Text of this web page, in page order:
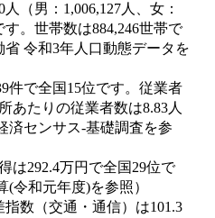
（男：1,006,127人、女：
す。世帯数は884,246世帯で
令和3年人口動態データを
件で全国15位です。従業者
あたりの従業者数は8.83人
済センサス‐基礎調査を参
は292.4万円で全国29位で
令和元年度)を参照）
数（交通・通信）は101.3